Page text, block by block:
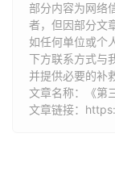
六二：明
曰：六二
九三：明
象曰：南
象曰：入
部分内容为网络
者，但因部分文
如任何单位或个
下方联系方式与
并提供必要的补
文章名称：《第
文章链接：